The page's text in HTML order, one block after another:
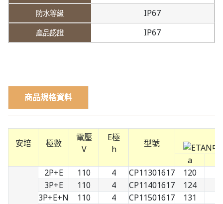
IP67
IP67
商品規格資料
安培 極數
電壓
V
E極
h
型號
a
2P+E 110 4 CP11301617 120
3P+E
110 4 CP11401617 124
3P+E+N
110 4 CP11501617 131